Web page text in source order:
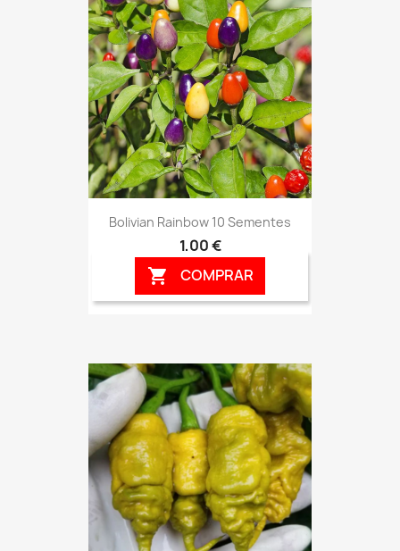
Bolivian Rainbow 10 Sementes
1,00 €
 COMPRAR